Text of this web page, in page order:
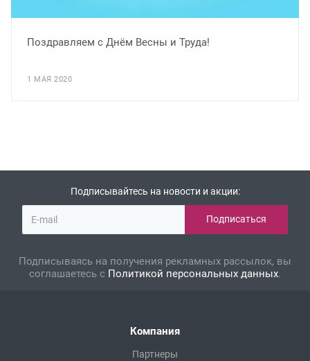
Поздравляем с Днём Весны и Труда!
1 МАЯ 2020
Подписывайтесь на новости и акции:
Подписываясь на получения рекламных рассылок, вы
соглашаетесь с Политикой персональных данных.
Компания
Партнеры